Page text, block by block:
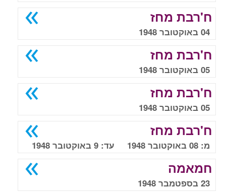
ח'רבת מחז
04 באוקטובר 1948
ח'רבת מחז
05 באוקטובר 1948
ח'רבת מחז
05 באוקטובר 1948
ח'רבת מחז
מ: 08 באוקטובר 1948 עד: 9 באוקטובר 1948
חמאמה
23 בספטמבר 1948